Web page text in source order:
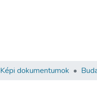
Képi dokumentumok